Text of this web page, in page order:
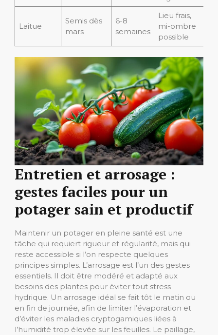
Laitue
Semis dès
mars
6-8
semaines
Lieu frais,
mi-ombre
possible
Entretien et arrosage :
gestes faciles pour un
potager sain et productif
Maintenir un potager en pleine santé est une
tâche qui requiert rigueur et régularité, mais qui
reste accessible si l’on respecte quelques
principes simples. L’arrosage est l’un des gestes
essentiels. Il doit être modéré et adapté aux
besoins des plantes pour éviter tout stress
hydrique. Un arrosage idéal se fait tôt le matin ou
en fin de journée, afin de limiter l’évaporation et
d’éviter les maladies cryptogamiques liées à
l’humidité trop élevée sur les feuilles. Le paillage,